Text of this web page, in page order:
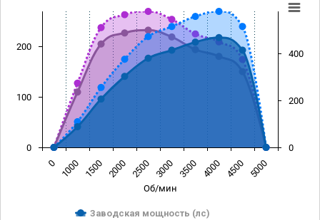
Об/мин
Заводская мощность (лс)
0 1000 1500 2000 2500 3000 3500 4000 4500 5000
0
100
200
0
200
400